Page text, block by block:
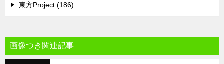
東方Project (186)
画像つき関連記事